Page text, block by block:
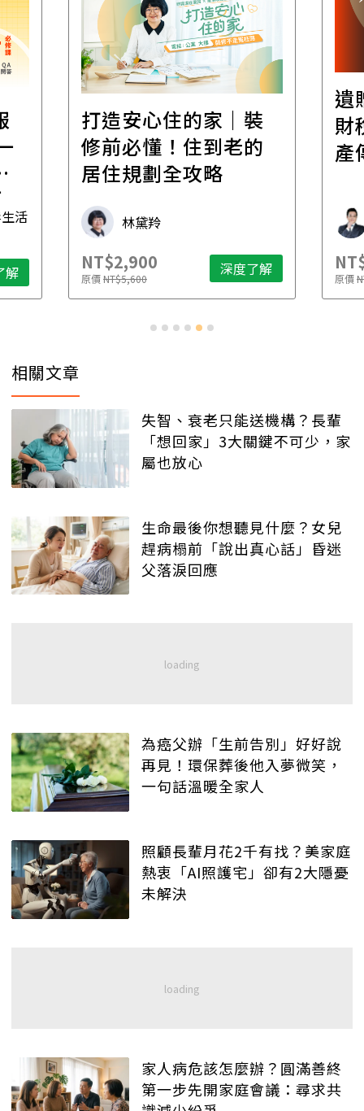
活
解
打造安心住的家｜裝
修前必懂！住到老的
居住規劃全攻略
林黛羚
NT$2,900
原價NT$5,600 深度了解
遺
財
產
原價
相關文章
失智、衰老只能送機構？長輩
「想回家」3大關鍵不可少，家
屬也放心
生命最後你想聽見什麼？女兒
趕病榻前「說出真心話」昏迷
父落淚回應
為癌父辦「生前告別」好好說
再見！環保葬後他入夢微笑，
一句話溫暖全家人
照顧長輩月花2千有找？美家庭
熱衷「AI照護宅」卻有2大隱憂
未解決
家人病危該怎麼辦？圓滿善終
第一步先開家庭會議：尋求共